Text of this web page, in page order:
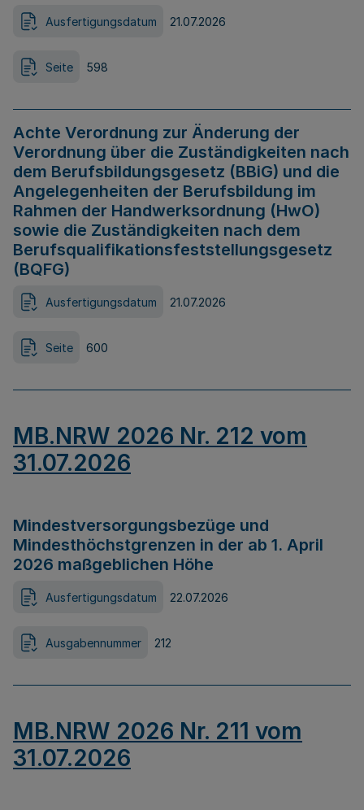
Ausfertigungsdatum 21.07.2026
Seite 598
Achte Verordnung zur Änderung der
Verordnung über die Zuständigkeiten nach
dem Berufsbildungsgesetz (BBiG) und die
Angelegenheiten der Berufsbildung im
Rahmen der Handwerksordnung (HwO)
sowie die Zuständigkeiten nach dem
Berufsqualifikationsfeststellungsgesetz
(BQFG)
Ausfertigungsdatum 21.07.2026
Seite 600
MB.NRW 2026 Nr. 212 vom
31.07.2026
Mindestversorgungsbezüge und
Mindesthöchstgrenzen in der ab 1. April
2026 maßgeblichen Höhe
Ausfertigungsdatum 22.07.2026
Ausgabennummer 212
MB.NRW 2026 Nr. 211 vom
31.07.2026